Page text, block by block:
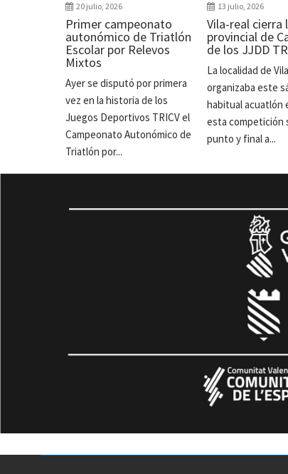
20 julio, 2026
Primer campeonato
autonómico de Triatlón
Escolar por Relevos
Mixtos
Ayer se disputó por primera
vez en la historia de los
Juegos Deportivos TRICV el
Campeonato Autonómico de
Triatlón por...
13 julio, 2026
Vila-real cierra
provincial de
de los JJDD
La localidad de
organizaba este
habitual acuatlón
esta competición
punto y final a...